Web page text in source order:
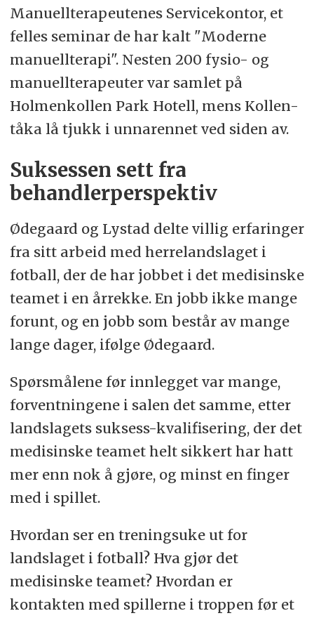
Manuellterapeutenes Servicekontor, et
felles seminar de har kalt "Moderne
manuellterapi". Nesten 200 fysio- og
manuellterapeuter var samlet på
Holmenkollen Park Hotell, mens Kollen-
tåka lå tjukk i unnarennet ved siden av.
Suksessen sett fra
behandlerperspektiv
Ødegaard og Lystad delte villig erfaringer
fra sitt arbeid med herrelandslaget i
fotball, der de har jobbet i det medisinske
teamet i en årrekke. En jobb ikke mange
forunt, og en jobb som består av mange
lange dager, ifølge Ødegaard.
Spørsmålene før innlegget var mange,
forventningene i salen det samme, etter
landslagets suksess-kvalifisering, der det
medisinske teamet helt sikkert har hatt
mer enn nok å gjøre, og minst en finger
med i spillet.
Hvordan ser en treningsuke ut for
landslaget i fotball? Hva gjør det
medisinske teamet? Hvordan er
kontakten med spillerne i troppen før et